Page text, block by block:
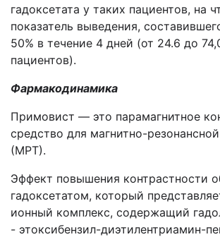
гадоксетата у таких пациентов, на
показатель выведения,
50% в течение 4 дней (от 24.6 до
пациентов).
Фармакодинамика
Примовист — это парамагнитное
средство для магнитно-
(МРТ).
Эффект повышения контрастности
гадоксетатом, который
ионный комплекс, содержащий
- этоксибензил-диэтилентриамин-